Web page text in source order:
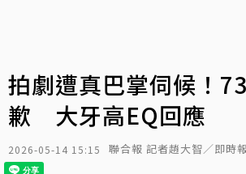
拍劇遭真巴掌伺候！
歉 大牙高EQ回應
2026-05-14 15:15 聯合報 記者趙大智／即時